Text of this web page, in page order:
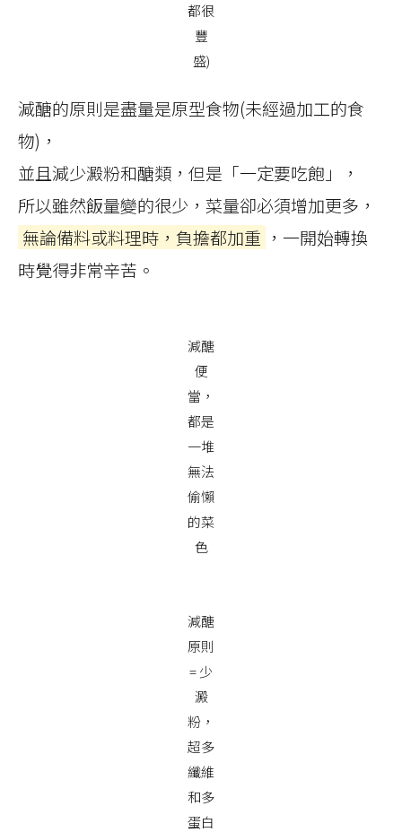
都很
豐
盛)
減醣的原則是盡量是原型食物(未經過加工的食
物)，
並且減少澱粉和醣類，但是「一定要吃飽」，
所以雖然飯量變的很少，菜量卻必須增加更多，
無論備料或料理時，負擔都加重 ，一開始轉換
時覺得非常辛苦。
減醣
便
當，
都是
一堆
無法
偷懶
的菜
色
減醣
原則
= 少
澱
粉，
超多
纖維
和多
蛋白